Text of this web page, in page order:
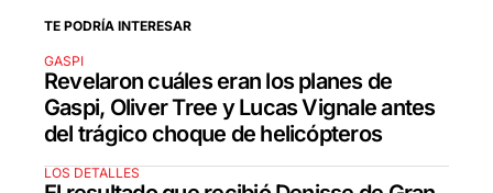
TE PODRÍA INTERESAR
GASPI
Revelaron cuáles eran los planes de
Gaspi, Oliver Tree y Lucas Vignale antes
del trágico choque de helicópteros
LOS DETALLES